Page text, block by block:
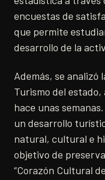
encuestas de
que permite
desarrollo de la
Además, se analizó
Turismo del estado,
hace unas
un desarrollo
natural, cultural e
objetivo de
“Corazón Cultural